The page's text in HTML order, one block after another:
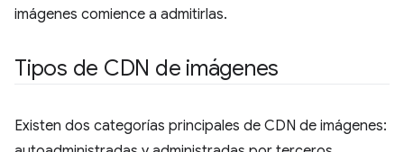
imágenes comience a admitirlas.
Tipos de CDN de imágenes
Existen dos categorías principales de CDN de imágenes: